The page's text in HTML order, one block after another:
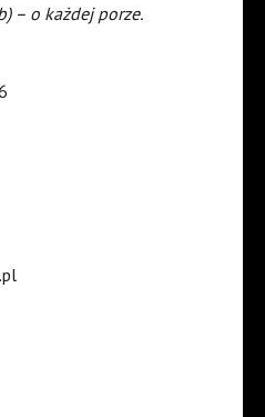
– o każdej porze.